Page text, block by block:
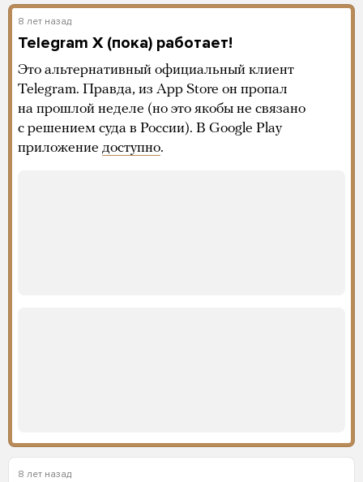
8 лет назад
Telegram X (пока) работает!
Это альтернативный официальный клиент
Telegram. Правда, из App Store он пропал
на прошлой неделе (но это якобы не связано
с решением суда в России). В Google Play
приложение доступно.
8 лет назад